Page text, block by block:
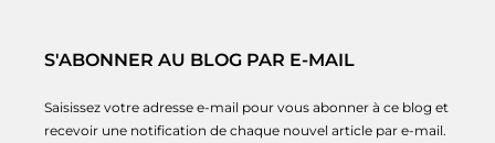
S'ABONNER AU BLOG PAR E-MAIL
Saisissez votre adresse e-mail pour vous abonner à ce blog et
recevoir une notification de chaque nouvel article par e-mail.